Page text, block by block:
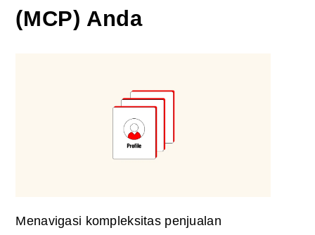
(MCP) Anda
Menavigasi kompleksitas penjualan